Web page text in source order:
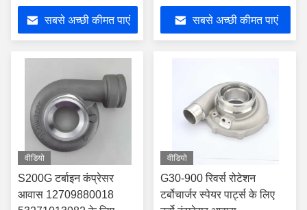
53279707118
9060964299 टर्बो के लिए
सबसे अच्छी कीमत पाएं सबसे अच्छी कीमत पाएं
वीडियो
S200G टर्बाइन कंप्रेसर
आवास 12709880018
वीडियो
G30-900 रिवर्स रोटेशन
टर्बोचार्जर स्पेयर पार्ट्स के लिए